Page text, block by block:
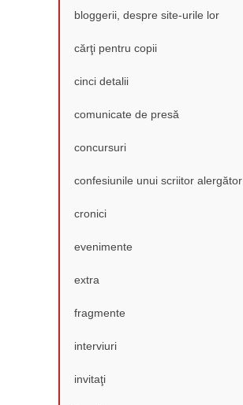
bloggerii, despre site-urile lor
cărţi pentru copii
cinci detalii
comunicate de presă
concursuri
confesiunile unui scriitor alergător
cronici
evenimente
extra
fragmente
interviuri
invitaţi